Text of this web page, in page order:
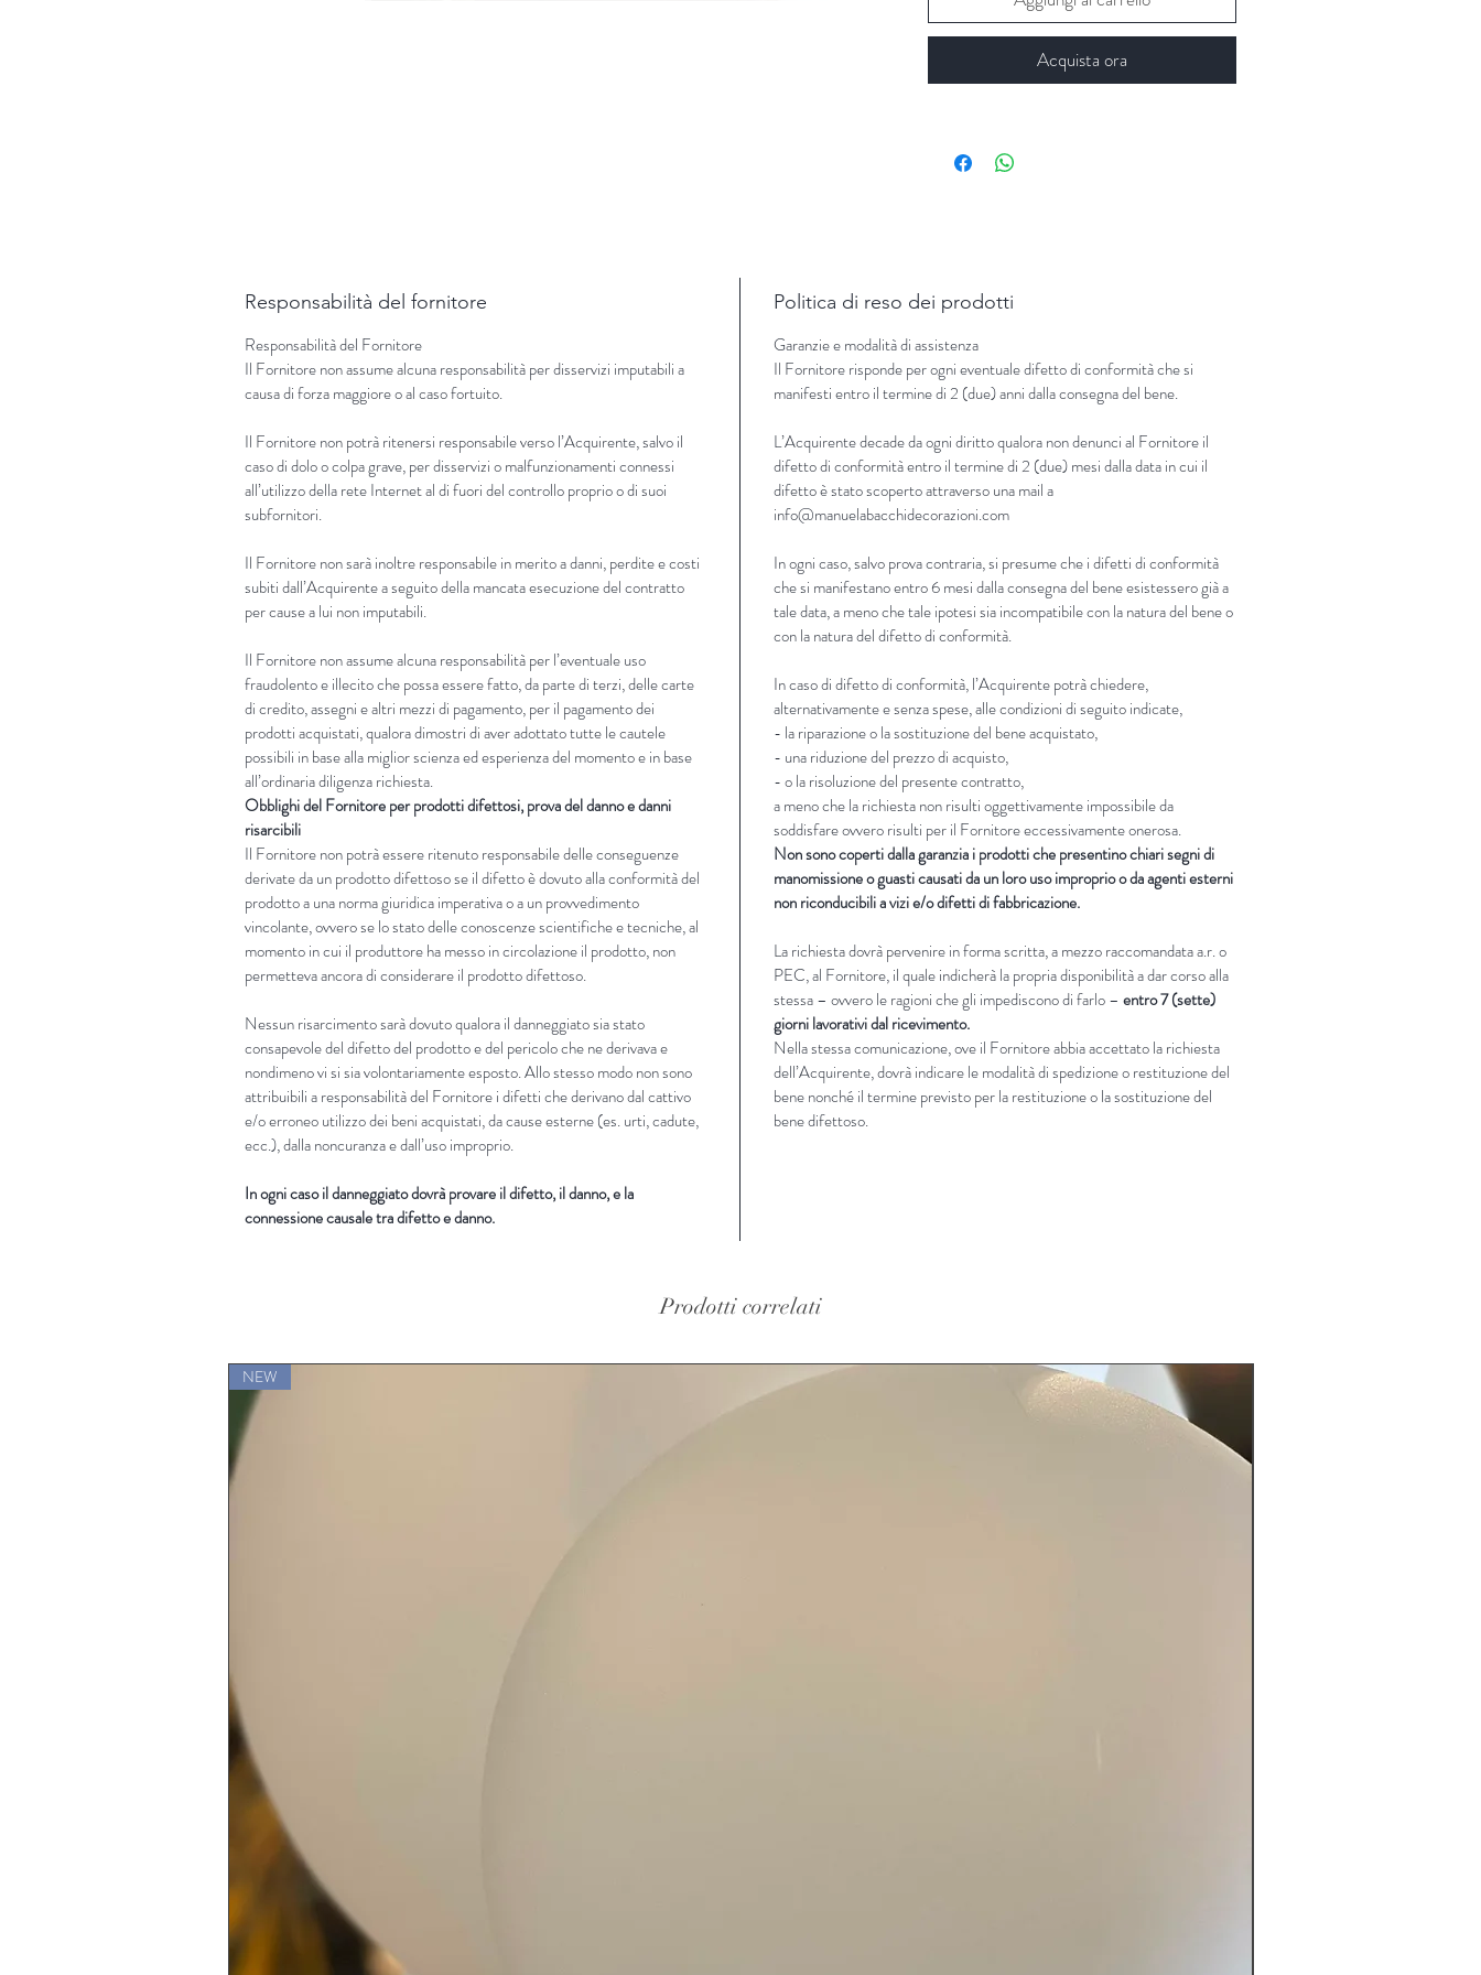
Acquista ora
Responsabilità del fornitore
Responsabilità del Fornitore
Il Fornitore non assume alcuna responsabilità per disservizi imputabili a
causa di forza maggiore o al caso fortuito.
Il Fornitore non potrà ritenersi responsabile verso l’Acquirente, salvo il
caso di dolo o colpa grave, per disservizi o malfunzionamenti connessi
all’utilizzo della rete Internet al di fuori del controllo proprio o di suoi
subfornitori.
Il Fornitore non sarà inoltre responsabile in merito a danni, perdite e costi
subiti dall’Acquirente a seguito della mancata esecuzione del contratto
per cause a lui non imputabili.
Il Fornitore non assume alcuna responsabilità per l’eventuale uso
fraudolento e illecito che possa essere fatto, da parte di terzi, delle carte
di credito, assegni e altri mezzi di pagamento, per il pagamento dei
prodotti acquistati, qualora dimostri di aver adottato tutte le cautele
possibili in base alla miglior scienza ed esperienza del momento e in base
all’ordinaria diligenza richiesta.
Obblighi del Fornitore per prodotti difettosi, prova del danno e danni
risarcibili
Il Fornitore non potrà essere ritenuto responsabile delle conseguenze
derivate da un prodotto difettoso se il difetto è dovuto alla conformità del
prodotto a una norma giuridica imperativa o a un provvedimento
vincolante, ovvero se lo stato delle conoscenze scientifiche e tecniche, al
momento in cui il produttore ha messo in circolazione il prodotto, non
permetteva ancora di considerare il prodotto difettoso.
Nessun risarcimento sarà dovuto qualora il danneggiato sia stato
consapevole del difetto del prodotto e del pericolo che ne derivava e
nondimeno vi si sia volontariamente esposto. Allo stesso modo non sono
attribuibili a responsabilità del Fornitore i difetti che derivano dal cattivo
e/o erroneo utilizzo dei beni acquistati, da cause esterne (es. urti, cadute,
ecc.), dalla noncuranza e dall’uso improprio.
In ogni caso il danneggiato dovrà provare il difetto, il danno, e la
connessione causale tra difetto e danno.
Politica di reso dei prodotti
Garanzie e modalità di assistenza
Il Fornitore risponde per ogni eventuale difetto di conformità che si
manifesti entro il termine di 2 (due) anni dalla consegna del bene.
L’Acquirente decade da ogni diritto qualora non denunci al Fornitore il
difetto di conformità entro il termine di 2 (due) mesi dalla data in cui il
difetto è stato scoperto attraverso una mail a
info@manuelabacchidecorazioni.com
In ogni caso, salvo prova contraria, si presume che i difetti di conformità
che si manifestano entro 6 mesi dalla consegna del bene esistessero già a
tale data, a meno che tale ipotesi sia incompatibile con la natura del bene o
con la natura del difetto di conformità.
In caso di difetto di conformità, l’Acquirente potrà chiedere,
alternativamente e senza spese, alle condizioni di seguito indicate,
- la riparazione o la sostituzione del bene acquistato,
- una riduzione del prezzo di acquisto,
- o la risoluzione del presente contratto,
a meno che la richiesta non risulti oggettivamente impossibile da
soddisfare ovvero risulti per il Fornitore eccessivamente onerosa.
Non sono coperti dalla garanzia i prodotti che presentino chiari segni di
manomissione o guasti causati da un loro uso improprio o da agenti esterni
non riconducibili a vizi e/o difetti di fabbricazione.
La richiesta dovrà pervenire in forma scritta, a mezzo raccomandata a.r. o
PEC, al Fornitore, il quale indicherà la propria disponibilità a dar corso alla
stessa – ovvero le ragioni che gli impediscono di farlo – entro 7 (sette)
giorni lavorativi dal ricevimento.
Nella stessa comunicazione, ove il Fornitore abbia accettato la richiesta
dell’Acquirente, dovrà indicare le modalità di spedizione o restituzione del
bene nonché il termine previsto per la restituzione o la sostituzione del
bene difettoso.
Prodotti correlati
NEW